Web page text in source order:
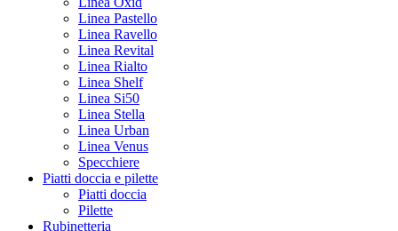
Linea Pastello
Linea Ravello
Linea Revital
Linea Rialto
Linea Shelf
Linea Si50
Linea Stella
Linea Urban
Linea Venus
Specchiere
Piatti doccia e pilette
Piatti doccia
Pilette
Rubinetteria